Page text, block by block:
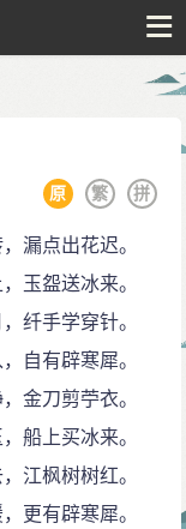
拼
繁
原
漏点出花迟。
玉盌送冰来。
纤手学穿针。
自有辟寒犀。
金刀剪苧衣。
船上买冰来。
江枫树树红。
更有辟寒犀。